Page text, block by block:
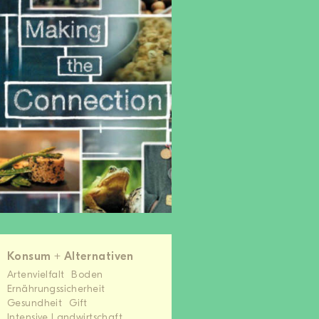
Konsum + Alternativen
Artenvielfalt
Boden
Ernährungssicherheit
Gesundheit
Gift